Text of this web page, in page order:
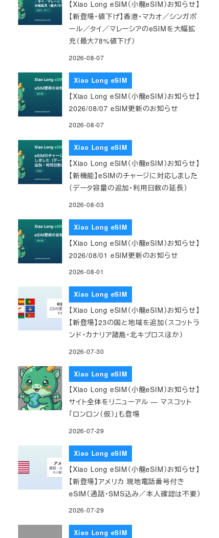
【Xiao Long eSIM（小龍eSIM）お知らせ】
【新登場・値下げ】香港・マカオ／シンガポ
ール／タイ／マレーシアのeSIMを大幅拡
充（最大78%値下げ）
2026-08-07
Xiao Long eSIM
【Xiao Long eSIM（小龍eSIM）お知らせ】
2026/08/07 eSIM更新のお知らせ
2026-08-07
Xiao Long eSIM
【Xiao Long eSIM（小龍eSIM）お知らせ】
【新機能】eSIMのチャージに対応しました
（データ容量の追加・利用日数の延長）
2026-08-03
Xiao Long eSIM
【Xiao Long eSIM（小龍eSIM）お知らせ】
2026/08/01 eSIM更新のお知らせ
2026-08-01
Xiao Long eSIM
【Xiao Long eSIM（小龍eSIM）お知らせ】
【新登場】23の国と地域を追加（スコットラ
ンド・カナリア諸島・北キプロスほか）
2026-07-30
Xiao Long eSIM
【Xiao Long eSIM（小龍eSIM）お知らせ】
サイト全体をリニューアル — マスコット
「ロンロン（仮）」も登場
2026-07-29
Xiao Long eSIM
【Xiao Long eSIM（小龍eSIM）お知らせ】
【新登場】アメリカ 現地電話番号付き
eSIM（通話・SMS込み／本人確認は不要）
2026-07-29
Xiao Long eSIM